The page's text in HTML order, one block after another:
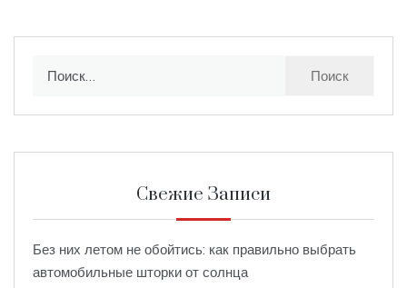
Свежие Записи
Без них летом не обойтись: как правильно выбрать
автомобильные шторки от солнца